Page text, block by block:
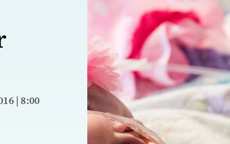
| 8:00